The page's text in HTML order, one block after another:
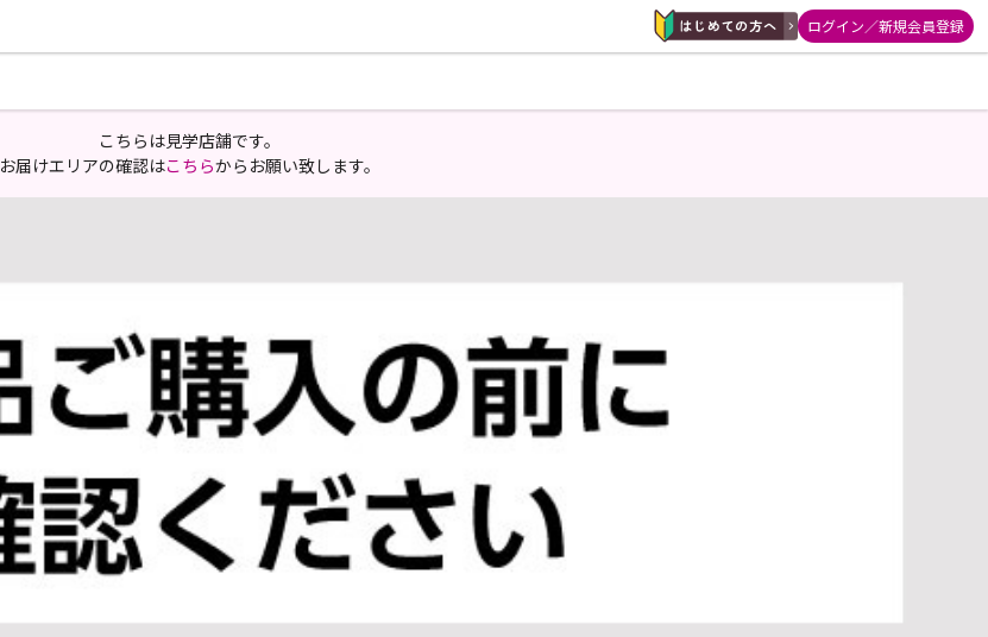
ログイン／新規会員登録
こちらは見学店舗です。
お届けエリアの確認はこちらからお願い致します。